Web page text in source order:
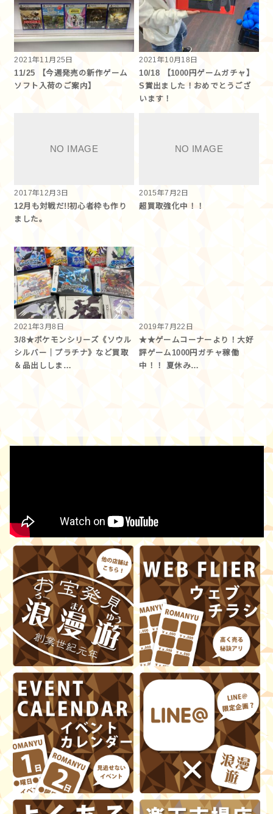
2021年11月25日
11/25 【今週発売の新作ゲーム
ソフト入荷のご案内】
2021年10月18日
10/18 【1000円ゲームガチャ】
S賞出ました！おめでとうござ
います！
2017年12月3日
12月も対戦だ!!初心者枠も作り
ました。
2015年7月2日
超買取強化中！！
2021年3月8日
3/8★ポケモンシリーズ《ソウル
シルバー｜プラチナ》など買取
＆品出ししま…
2019年7月22日
★★ゲームコーナーより！大好
評ゲーム1000円ガチャ稼働
中！！ 夏休み…